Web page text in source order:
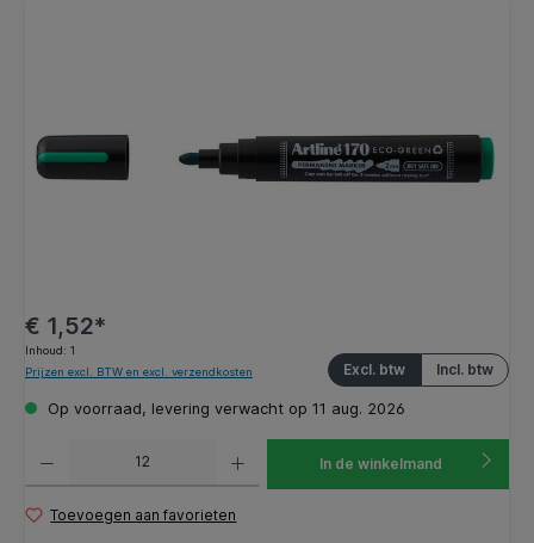
€ 1,52*
Inhoud: 1
Incl. btw
Excl. btw
Prijzen excl. BTW en excl. verzendkosten
Op voorraad, levering verwacht op 11 aug. 2026
In de winkelmand
Toevoegen aan favorieten